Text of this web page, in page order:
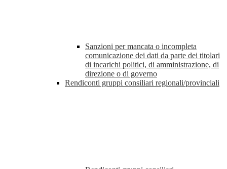
Sanzioni per mancata o incompleta
comunicazione dei dati da parte dei titolari
di incarichi politici, di amministrazione, di
direzione o di governo
Rendiconti gruppi consiliari regionali/provinciali